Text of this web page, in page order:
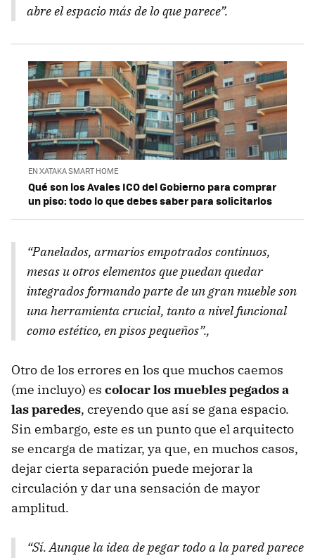
abre el espacio más de lo que parece”.
EN XATAKA SMART HOME
Qué son los Avales ICO del Gobierno para comprar
un piso: todo lo que debes saber para solicitarlos
“Panelados, armarios empotrados continuos,
mesas u otros elementos que puedan quedar
integrados formando parte de un gran mueble son
una herramienta crucial, tanto a nivel funcional
como estético, en pisos pequeños”.,
Otro de los errores en los que muchos caemos
(me incluyo) es colocar los muebles pegados a
las paredes, creyendo que así se gana espacio.
Sin embargo, este es un punto que el arquitecto
se encarga de matizar, ya que, en muchos casos,
dejar cierta separación puede mejorar la
circulación y dar una sensación de mayor
amplitud.
“Sí. Aunque la idea de pegar todo a la pared parece